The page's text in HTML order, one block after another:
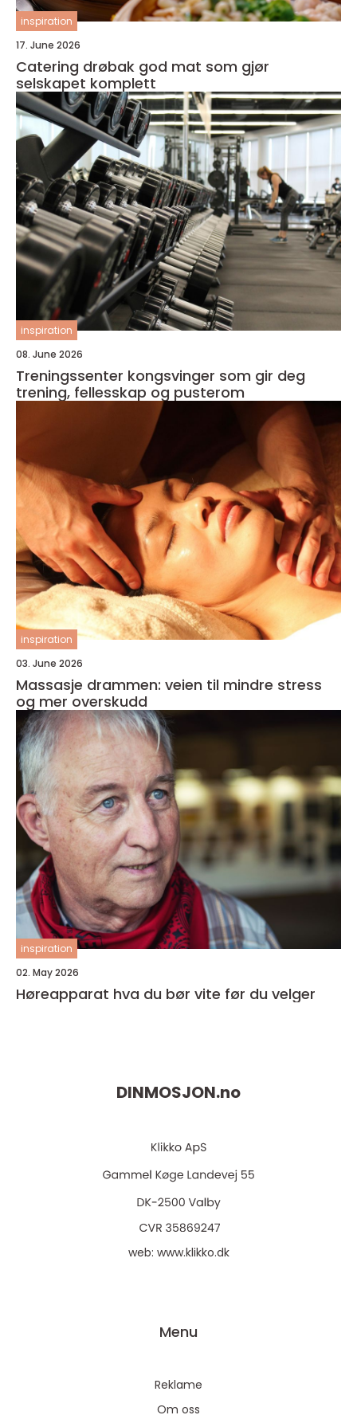
inspiration
17. June 2026
Catering drøbak god mat som gjør
selskapet komplett
inspiration
08. June 2026
Treningssenter kongsvinger som gir deg
trening, fellesskap og pusterom
inspiration
03. June 2026
Massasje drammen: veien til mindre stress
og mer overskudd
inspiration
02. May 2026
Høreapparat hva du bør vite før du velger
DINMOSJON.no
web: www.klikko.dk
Menu
Reklame
Om oss